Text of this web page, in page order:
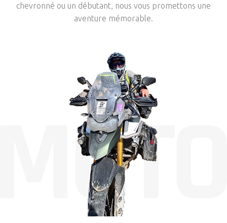
chevronné ou un débutant, nous vous promettons une
aventure mémorable.